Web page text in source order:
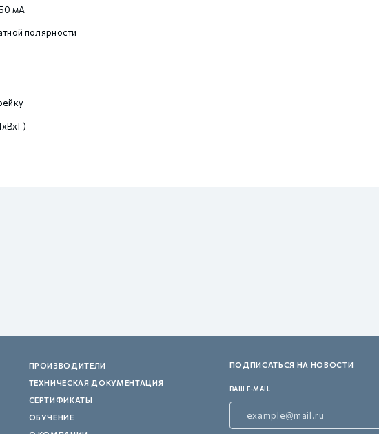
мА
полярности
ПРОИЗВОДИТЕЛИ
ТЕХНИЧЕСКАЯ ДОКУМЕНТАЦИЯ
СЕРТИФИКАТЫ
ОБУЧЕНИЕ
ПОДПИСАТЬСЯ НА НОВОСТИ
ВАШ E-MAIL